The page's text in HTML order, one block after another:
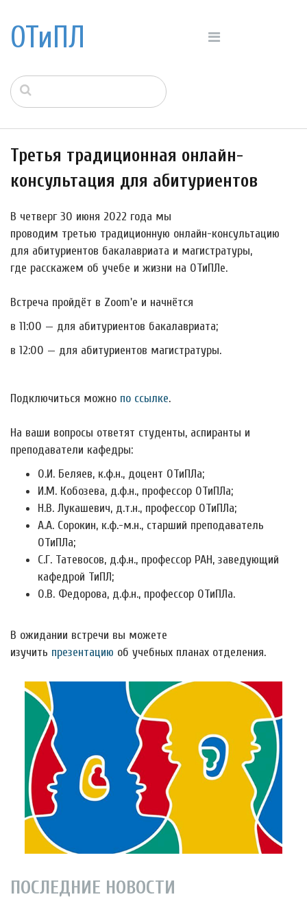
ОТиПЛ
Третья традиционная онлайн-
консультация для абитуриентов
В четверг 30 июня 2022 года мы
проводим третью традиционную онлайн-консультацию
для абитуриентов бакалавриата и магистратуры,
где расскажем об учебе и жизни на ОТиПЛе.
Встреча пройдёт в Zoom'е и начнётся
в 11:00 — для абитуриентов бакалавриата;
в 12:00 — для абитуриентов магистратуры.
Подключиться можно по ссылке.
На ваши вопросы ответят студенты, аспиранты и
преподаватели кафедры:
О.И. Беляев, к.ф.н., доцент ОТиПЛа;
И.М. Кобозева, д.ф.н., профессор ОТиПЛа;
Н.В. Лукашевич, д.т.н., профессор ОТиПЛа;
А.А. Сорокин, к.ф.-м.н., старший преподаватель
ОТиПЛа;
С.Г. Татевосов, д.ф.н., профессор РАН, заведующий
кафедрой ТиПЛ;
О.В. Федорова, д.ф.н., профессор ОТиПЛа.
В ожидании встречи вы можете
изучить презентацию об учебных планах отделения.
ПОСЛЕДНИЕ НОВОСТИ